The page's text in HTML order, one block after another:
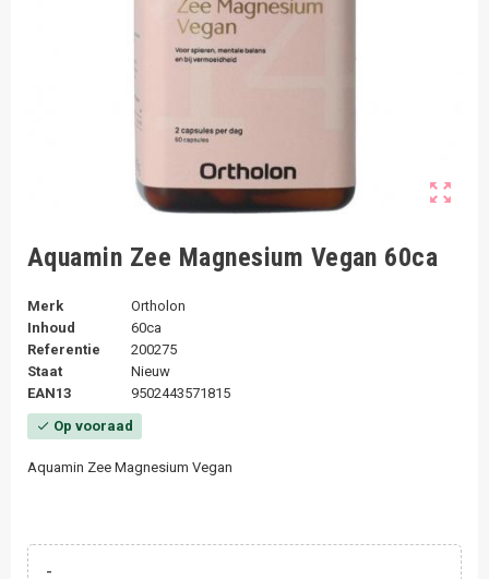
zoom_out_map
Aquamin Zee Magnesium Vegan 60ca
Merk
Ortholon
Inhoud
60ca
Referentie
200275
Staat
Nieuw
EAN13
9502443571815
check Op vooraad
Aquamin Zee Magnesium Vegan
-